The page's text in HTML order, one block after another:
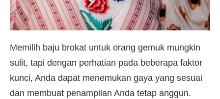
Memilih baju brokat untuk orang gemuk mungkin
sulit, tapi dengan perhatian pada beberapa faktor
kunci, Anda dapat menemukan gaya yang sesuai
dan membuat penampilan Anda tetap anggun.